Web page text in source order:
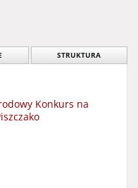
STRUKTURA
Konkurs na